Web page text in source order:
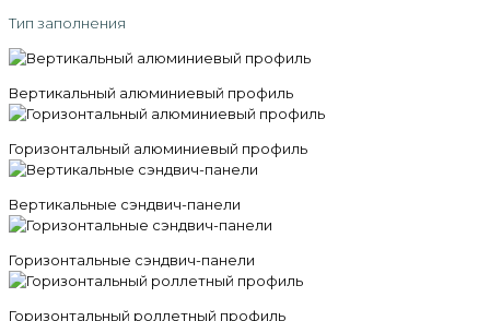
Тип заполнения
Вертикальный алюминиевый профиль
Горизонтальный алюминиевый профиль
Вертикальные сэндвич-панели
Горизонтальные сэндвич-панели
Горизонтальный роллетный профиль